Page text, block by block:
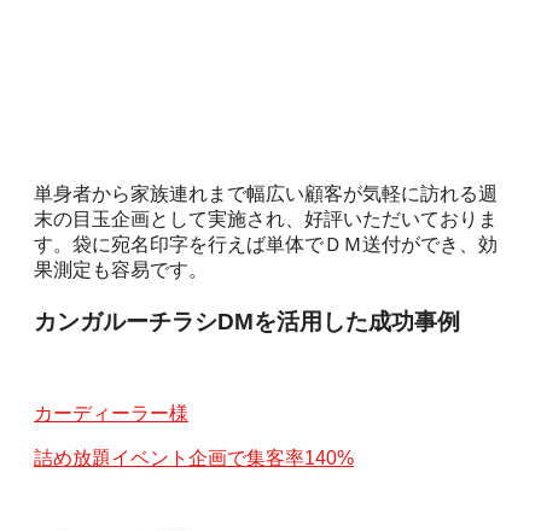
単身者から家族連れまで幅広い顧客が気軽に訪れる週
末の目玉企画として実施され、好評いただいておりま
す。袋に宛名印字を行えば単体でＤＭ送付ができ、効
果測定も容易です。
カンガルーチラシDMを活用した成功事例
カーディーラー様
詰め放題イベント企画で集客率140%